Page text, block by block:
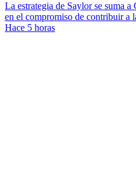
La estrategia de Saylor se suma
en el compromiso de contribuir a
Hace 5 horas